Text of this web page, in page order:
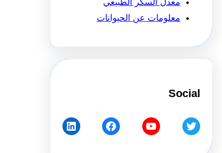
معدل السكر الطبيعي
معلومات عن الحيوانات
Social